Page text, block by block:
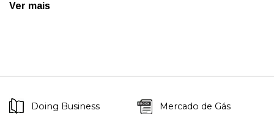
Ver mais
Doing Business Mercado de Gás